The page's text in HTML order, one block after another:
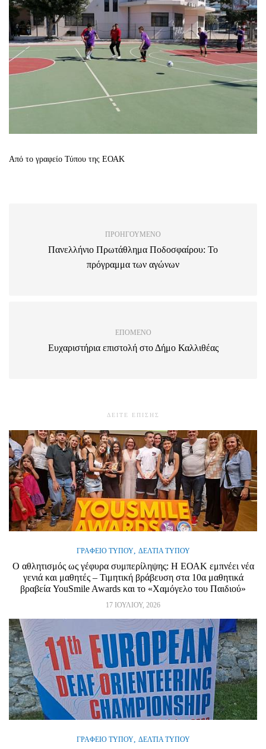
Από το γραφείο Τύπου της ΕΟΑΚ
ΠΡΟΗΓΟΎΜΕΝΟ
Πανελλήνιο Πρωτάθλημα Ποδοσφαίρου: Το
πρόγραμμα των αγώνων
ΕΠΌΜΕΝΟ
Ευχαριστήρια επιστολή στο Δήμο Καλλιθέας
ΔΕΙΤΕ ΕΠΙΣΗΣ
ΓΡΑΦΕΊΟ ΤΎΠΟΥ, ΔΕΛΤΊΑ ΤΎΠΟΥ
Ο αθλητισμός ως γέφυρα συμπερίληψης: Η ΕΟΑΚ εμπνέει νέα
γενιά και μαθητές – Τιμητική βράβευση στα 10α μαθητικά
βραβεία YouSmile Awards και το «Χαμόγελο του Παιδιού»
17 ΙΟΥΛΊΟΥ, 2026
ΓΡΑΦΕΊΟ ΤΎΠΟΥ, ΔΕΛΤΊΑ ΤΎΠΟΥ